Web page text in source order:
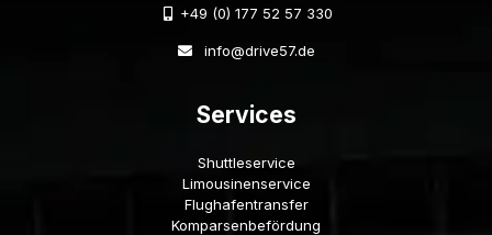
+49 (0) 177 52 57 330
info@drive57.de
Services
Shuttleservice
Limousinenservice
Flughafentransfer
Komparsenbefördung